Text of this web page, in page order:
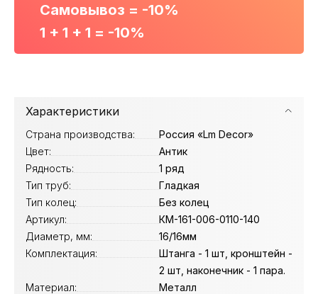
Самовывоз = -10%
1 + 1 + 1 = -10%
Характеристики
Страна производства:
Россия «Lm Decor»
Цвет:
Антик
Рядность:
1 ряд
Тип труб:
Гладкая
Тип колец:
Без колец
Артикул:
КМ-161-006-0110-140
Диаметр, мм:
16/16мм
Комплектация:
Штанга - 1 шт, кронштейн -
2 шт, наконечник - 1 пара.
Материал:
Металл